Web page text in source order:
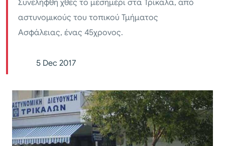
Συνελήφθη χθες το μεσημέρι στα Τρίκαλα, από
αστυνομικούς του τοπικού Τμήματος
Ασφάλειας, ένας 45χρονος.
5 Dec 2017